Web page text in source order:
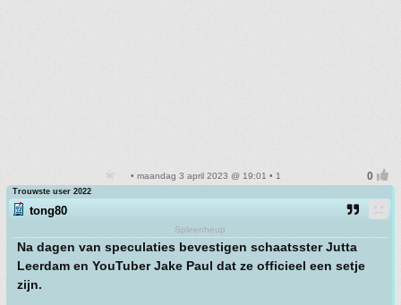
• maandag 3 april 2023 @ 19:01 • 1
Trouwste user 2022
tong80
Spleenheup
Na dagen van speculaties bevestigen schaatsster Jutta
Leerdam en YouTuber Jake Paul dat ze officieel een setje
zijn.